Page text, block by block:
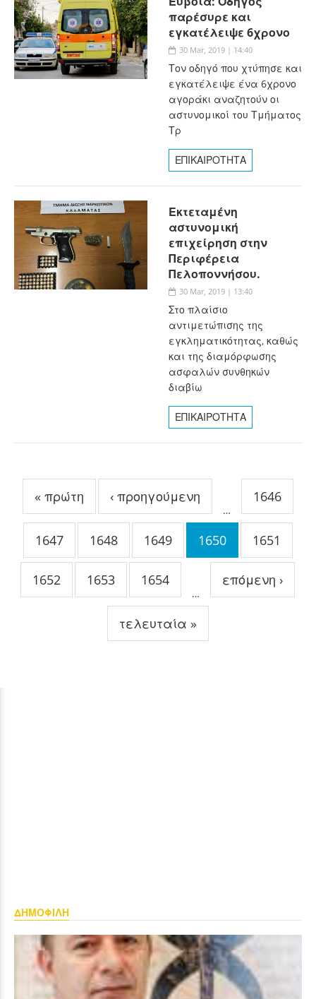
παρέσυρε και
εγκατέλειψε 6χρονο
30 Mar, 2019 | 14:40
Τον οδηγό που χτύπησε και
εγκατέλειψε ένα 6χρονο
αγοράκι αναζητούν οι
αστυνομικοί του Τμήματος
Τρ
ΕΠΙΚΑΙΡΟΤΗΤΑ
Εκτεταμένη
αστυνομική
επιχείρηση στην
Περιφέρεια
Πελοποννήσου.
30 Mar, 2019 | 13:40
Στο πλαίσιο
αντιμετώπισης της
εγκληματικότητας, καθώς
και της διαμόρφωσης
ασφαλών συνθηκών
διαβίω
ΕΠΙΚΑΙΡΟΤΗΤΑ
« πρώτη ‹ προηγούμενη
…
1646
1647 1648 1649 1650 1651
1652 1653 1654
…
επόμενη ›
τελευταία »
ΔΗΜΟΦΙΛΗ